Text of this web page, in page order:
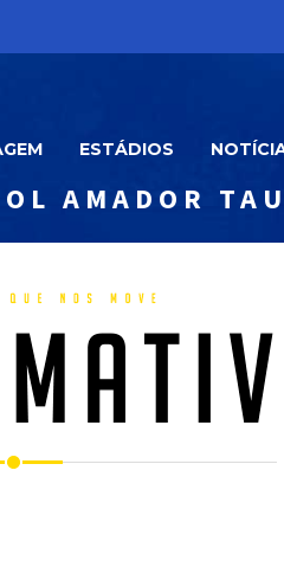
ESTÁDIOS
AMADOR